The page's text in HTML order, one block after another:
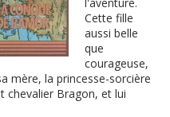
Cette fille
aussi belle
que
courageuse,
mère, la princesse-sorcière
chevalier Bragon, et lui